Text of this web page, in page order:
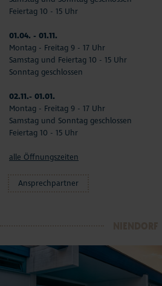
Feiertag 10 - 15 Uhr
01.04. - 01.11.
Montag - Freitag 9 - 17 Uhr
Samstag und Feiertag 10 - 15 Uhr
Sonntag geschlossen
02.11.- 01.01.
Montag - Freitag 9 - 17 Uhr
Samstag und Sonntag geschlossen
Feiertag 10 - 15 Uhr
alle Öffnungszeiten
Ansprechpartner